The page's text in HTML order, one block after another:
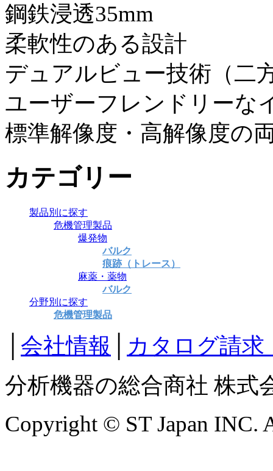
鋼鉄浸透35mm
柔軟性のあ
デュアルビュー技術（二
ユーザーフレンドリーな
標準解像度・高解像度の
カテゴリー
製品別に探す
危機管理製品
爆発物
バルク
痕跡（トレース）
麻薬・薬物
バルク
分野別に探す
危機管理製品
会社情報
カタログ請
分析機器の総合商社 株式
Copyright © ST Japan INC.